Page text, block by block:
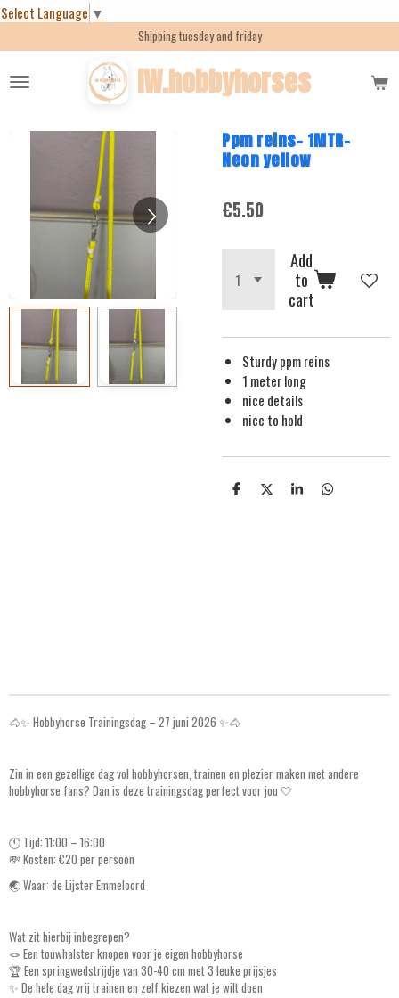
Select Language ▼
Skip
content
IW.hobbyhorses
Shipping tuesday and friday
Ppm reins- 1MTR-
Neon yellow
€5.50
Add
to
cart
Sturdy ppm reins
1 meter long
nice details
nice to hold
S S S S
🐴✨ Hobbyhorse Trainingsdag – 27 juni 2026 ✨🐴
Zin in een gezellige dag vol hobbyhorsen, trainen en plezier maken met andere
hobbyhorse fans? Dan is deze trainingsdag perfect voor jou 🤍
🕚 Tijd: 11:00 – 16:00
💸 Kosten: €20 per persoon
🌏 Waar: de Lijster Emmeloord
Wat zit hierbij inbegrepen?
🪢 Een touwhalster knopen voor je eigen hobbyhorse
🏆 Een springwedstrijdje van 30-40 cm met 3 leuke prijsjes
✨ De hele dag vrij trainen en zelf kiezen wat je wilt doen